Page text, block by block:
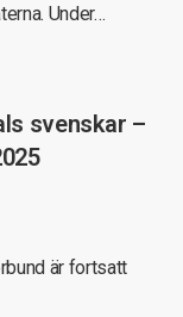
Under…
svenskar –
är fortsatt